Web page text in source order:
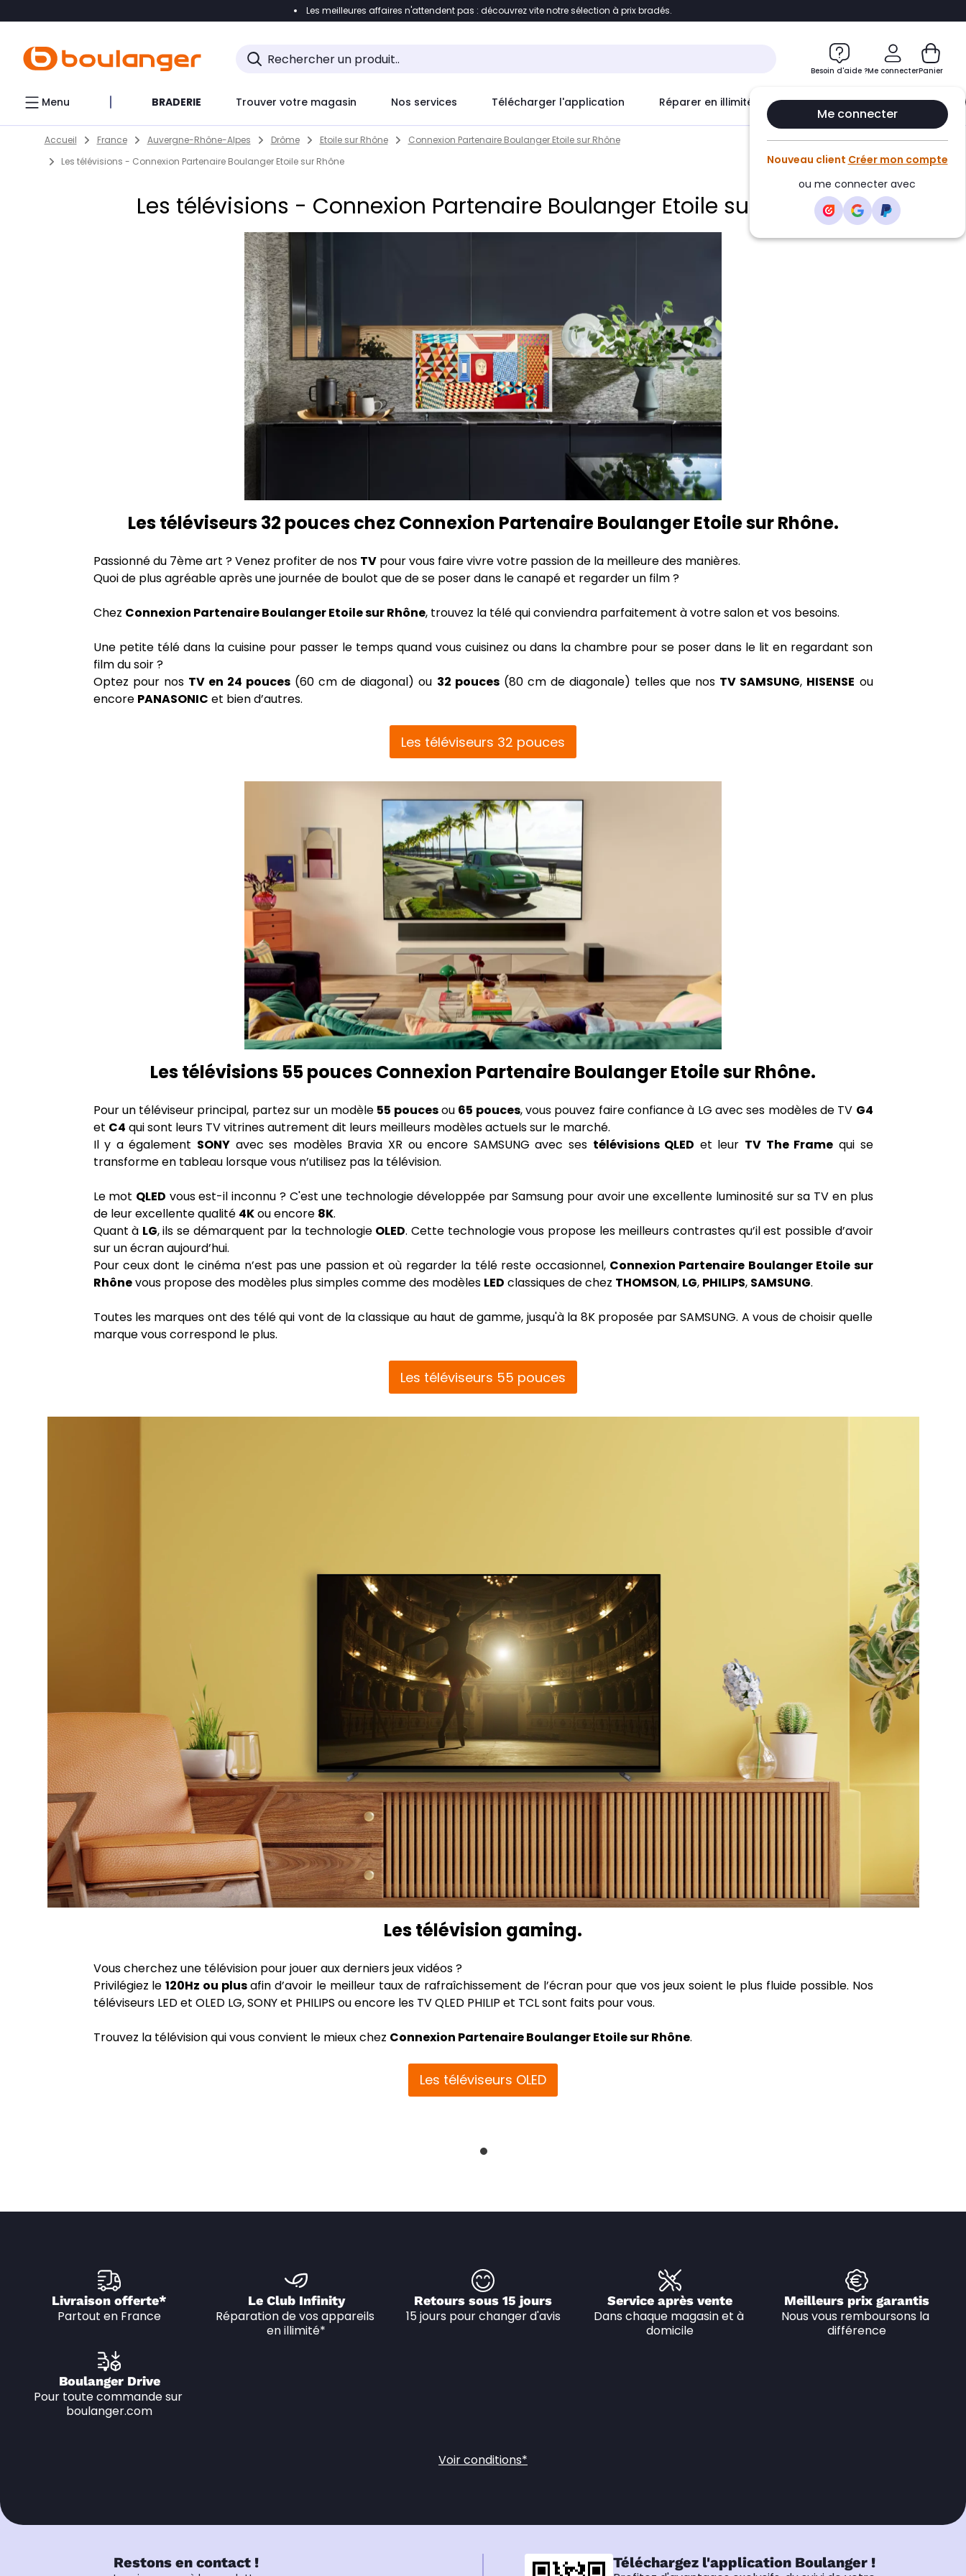
Accéder directement au contenu Accéder directement au pied de page Accéder directement au chatbot
Les meilleures affaires n'attendent pas : découvrez vite notre sélection à prix bradés.
Besoin d'aide ?Me connecter
Me connecter
Nouveau client Créer mon compte
ou me connecter avec
Panier
Menu BRADERIE Trouver votre magasin Nos services Télécharger l'application Réparer en illimité avec Le Club Infinity
Skip to content
Return to Nav
Accueil France Auvergne-Rhône-Alpes Drôme Etoile sur Rhône
Connexion Partenaire Boulanger Etoile sur Rhône
Les télévisions - Connexion Partenaire Boulanger Etoile sur Rhône
Les télévisions - Connexion Partenaire Boulanger Etoile sur Rhône
Les téléviseurs 32 pouces chez Connexion Partenaire Boulanger Etoile sur Rhône.
Passionné du 7ème art ? Venez profiter de nos TVpour vous faire vivre votre passion de la meilleure des manières.
Quoi de plus agréable après une journée de boulot que de se poser dans le canapé et regarder un film ?
Chez Connexion Partenaire Boulanger Etoile sur Rhône, trouvez la télé qui conviendra parfaitement à votre salon et vos besoins.
Une petite télé dans la cuisine pour passer le temps quand vous cuisinez ou dans la chambre pour se poser dans le lit en regardant son
film du soir ?
Optez pour nos TV en 24 pouces (60 cm de diagonal) ou 32 pouces(80 cm de diagonale) telles que nos TV SAMSUNG, HISENSE ou
encore PANASONIC et bien d’autres.
Les téléviseurs 32 pouces
Les télévisions 55 pouces Connexion Partenaire Boulanger Etoile sur Rhône.
Pour un téléviseur principal, partez sur un modèle 55 poucesou 65 pouces, vous pouvez faire confiance à LG avec ses modèles de TV G4
et C4 qui sont leurs TV vitrines autrement dit leurs meilleurs modèles actuels sur le marché.
Il y a également SONYavec ses modèles Bravia XR ou encore SAMSUNG avec ses télévisions QLED et leur TV The Frame qui se
transforme en tableau lorsque vous n’utilisez pas la télévision.
Le mot QLED vous est-il inconnu ? C'est une technologie développée par Samsung pour avoir une excellente luminosité sur sa TV en plus
de leur excellente qualité 4Kou encore 8K.
Quant à LG, ils se démarquent par la technologie OLED. Cette technologie vous propose les meilleurs contrastes qu’il est possible d’avoir
sur un écran aujourd’hui.
Pour ceux dont le cinéma n’est pas une passion et où regarder la télé reste occasionnel, Connexion Partenaire Boulanger Etoile sur
Rhônevous propose des modèles plus simples comme des modèles LED classiques de chez THOMSON, LG, PHILIPS, SAMSUNG.
Toutes les marques ont des télé qui vont de la classique au haut de gamme, jusqu'à la 8K proposée par SAMSUNG. A vous de choisir quelle
marque vous correspond le plus.
Les téléviseurs 55 pouces
Les télévision gaming.
Vous cherchez une télévision pour jouer aux derniers jeux vidéos ?
Privilégiez le120Hz ou plusafin d’avoir le meilleur taux de rafraîchissement de l’écran pour que vos jeux soient le plus fluide possible. Nos
téléviseurs LED et OLED LG, SONY et PHILIPS ou encore les TV QLED PHILIP et TCL sont faits pour vous.
Trouvez la télévision qui vous convient le mieux chez Connexion Partenaire Boulanger Etoile sur Rhône.
Les téléviseurs OLED
Livraison offerte*
Partout en France
Le Club Infinity
Réparation de vos appareils
en illimité*
Retours sous 15 jours
15 jours pour changer d'avis
Service après vente
Dans chaque magasin et à
domicile
Meilleurs prix garantis
Nous vous remboursons la
différence
Boulanger Drive
Pour toute commande sur
boulanger.com
Voir conditions*
Restons en contact ! Téléchargez l'application Boulanger !